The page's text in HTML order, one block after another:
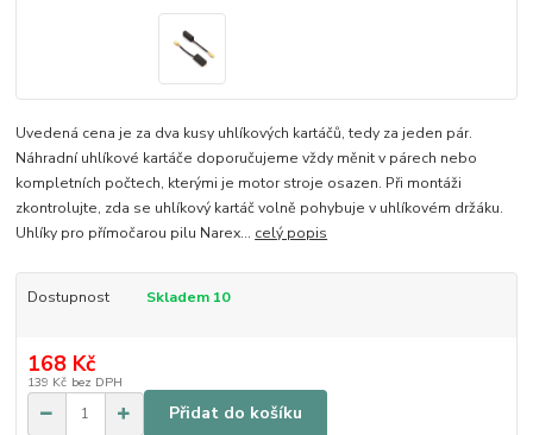
Uvedená cena je za dva kusy uhlíkových kartáčů, tedy za jeden pár.
Náhradní uhlíkové kartáče doporučujeme vždy měnit v párech nebo
kompletních počtech, kterými je motor stroje osazen. Při montáži
zkontrolujte, zda se uhlíkový kartáč volně pohybuje v uhlíkovém držáku.
Uhlíky pro přímočarou pilu Narex... celý popis
Dostupnost Skladem 10
168 Kč
139 Kč bez DPH
Přidat do košíku